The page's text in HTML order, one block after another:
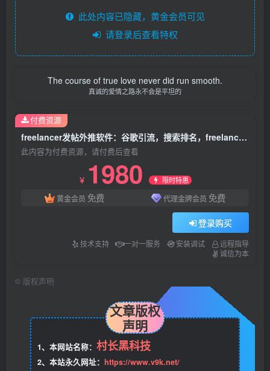
此处内容已隐藏，黄金会员可见
请登录后查看特权
The course of true love never did run smooth.
真诚的爱情之路永不会是平坦的
freelancer发帖外推软件：谷歌引流，搜索排名，freelancer发帖外推软件是一种强大的工具
此内容为付费资源，请付费后查看
￥ 1980 限时特惠
黄金会员 免费 代理金牌会员 免费
登录购买
技术支持 一对一服务 安装调试
远程指导
诚信为本
付费资源
© 版权声明
文章版权
声明
1、本网站名称： 村长黑科技
2、本站永久网址： https://www.v9k.net/